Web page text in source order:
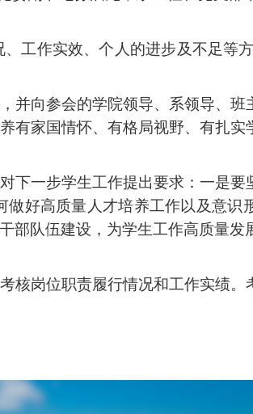
工作实效、个人的进步及不足等
并向参会的学院领导、系领导、
有家国情怀、有格局视野、有扎
下一步学生工作提出要求：一是
好高质量人才培养工作以及意识
部队伍建设，为学生工作高质量
核岗位职责履行情况和工作实绩。